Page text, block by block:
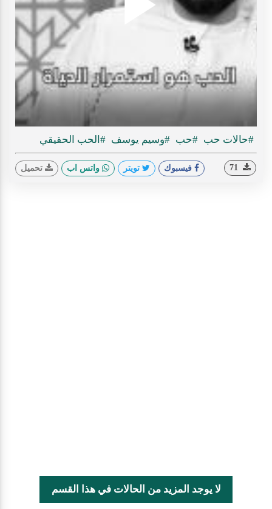
Play
#حالات حب #حب #وسيم يوسف #الحب الحقيقي
فيسبوك تويتر واتس اب تحميل
لا يوجد المزيد من الحالات في هذا القسم